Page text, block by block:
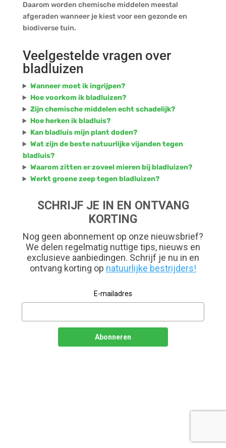
Daarom worden chemische middelen meestal
afgeraden wanneer je kiest voor een gezonde en
biodiverse tuin.
Veelgestelde vragen over
bladluizen
Wanneer moet ik ingrijpen?
Hoe voorkom ik bladluizen?
Zijn chemische middelen echt schadelijk?
Hoe herken ik bladluis?
Kan bladluis mijn plant doden?
Wat zijn de beste natuurlijke vijanden tegen
bladluis?
Waarom zitten er zoveel mieren bij bladluizen?
Werkt groene zeep tegen bladluizen?